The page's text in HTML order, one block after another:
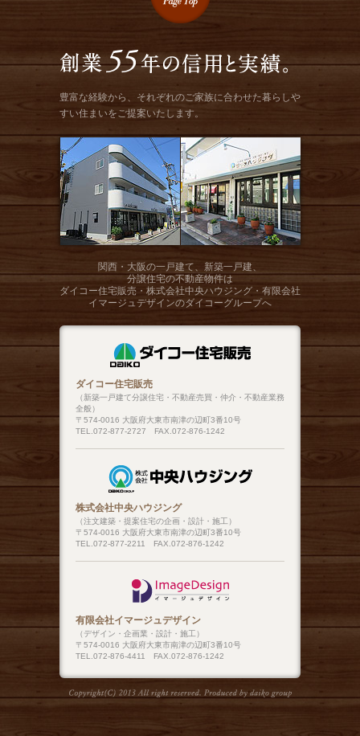
豊富な経験から、それぞれのご家族に合わせた暮らしや
すい住まいをご提案いたします。
関西・大阪の一戸建て、新築一戸建、
分譲住宅の不動産物件は
ダイコー住宅販売・株式会社中央ハウジング・有限会社
イマージュデザインのダイコーグループへ
ダイコー住宅販売
（新築一戸建て分譲住宅・不動産売買・仲介・不動産業務
全般）
〒574-0016 大阪府大東市南津の辺町3番10号
TEL.072-877-2727 FAX.072-876-1242
株式会社中央ハウジング
（注文建築・提案住宅の企画・設計・施工）
〒574-0016 大阪府大東市南津の辺町3番10号
TEL.072-877-2211 FAX.072-876-1242
有限会社イマージュデザイン
（デザイン・企画業・設計・施工）
〒574-0016 大阪府大東市南津の辺町3番10号
TEL.072-876-4411 FAX.072-876-1242
Copyright(C)